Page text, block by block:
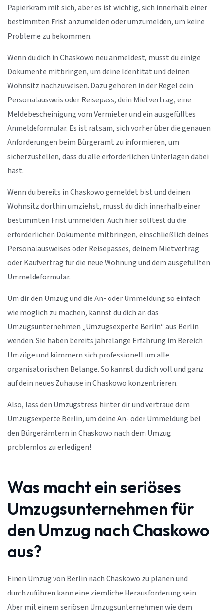
Papierkram mit sich, aber es ist wichtig, sich innerhalb einer
bestimmten Frist anzumelden oder umzumelden, um keine
Probleme zu bekommen.
Wenn du dich in Chaskowo neu anmeldest, musst du einige
Dokumente mitbringen, um deine Identität und deinen
Wohnsitz nachzuweisen. Dazu gehören in der Regel dein
Personalausweis oder Reisepass, dein Mietvertrag, eine
Meldebescheinigung vom Vermieter und ein ausgefülltes
Anmeldeformular. Es ist ratsam, sich vorher über die genauen
Anforderungen beim Bürgeramt zu informieren, um
sicherzustellen, dass du alle erforderlichen Unterlagen dabei
hast.
Wenn du bereits in Chaskowo gemeldet bist und deinen
Wohnsitz dorthin umziehst, musst du dich innerhalb einer
bestimmten Frist ummelden. Auch hier solltest du die
erforderlichen Dokumente mitbringen, einschließlich deines
Personalausweises oder Reisepasses, deinem Mietvertrag
oder Kaufvertrag für die neue Wohnung und dem ausgefüllten
Ummeldeformular.
Um dir den Umzug und die An- oder Ummeldung so einfach
wie möglich zu machen, kannst du dich an das
Umzugsunternehmen „Umzugsexperte Berlin“ aus Berlin
wenden. Sie haben bereits jahrelange Erfahrung im Bereich
Umzüge und kümmern sich professionell um alle
organisatorischen Belange. So kannst du dich voll und ganz
auf dein neues Zuhause in Chaskowo konzentrieren.
Also, lass den Umzugstress hinter dir und vertraue dem
Umzugsexperte Berlin, um deine An- oder Ummeldung bei
den Bürgerämtern in Chaskowo nach dem Umzug
problemlos zu erledigen!
Was macht ein seriöses
Umzugsunternehmen für
den Umzug nach Chaskowo
aus?
Einen Umzug von Berlin nach Chaskowo zu planen und
durchzuführen kann eine ziemliche Herausforderung sein.
Aber mit einem seriösen Umzugsunternehmen wie dem